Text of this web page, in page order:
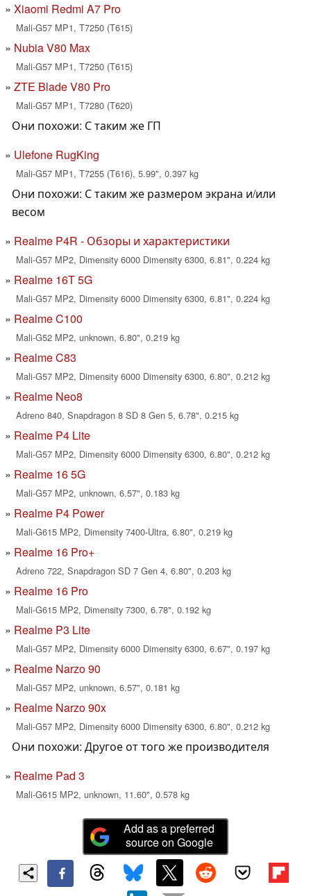
Xiaomi Redmi A7 Pro
Mali-G57 MP1, T7250 (T615)
Nubia V80 Max
Mali-G57 MP1, T7250 (T615)
ZTE Blade V80 Pro
Mali-G57 MP1, T7280 (T620)
Они похожи: С таким же ГП
Ulefone RugKing
Mali-G57 MP1, T7255 (T616), 5.99", 0.397 kg
Они похожи: С таким же размером экрана и/или
весом
Realme P4R - Обзоры и характеристики
Mali-G57 MP2, Dimensity 6000 Dimensity 6300, 6.81", 0.224 kg
Realme 16T 5G
Mali-G57 MP2, Dimensity 6000 Dimensity 6300, 6.81", 0.224 kg
Realme C100
Mali-G52 MP2, unknown, 6.80", 0.219 kg
Realme C83
Mali-G57 MP2, Dimensity 6000 Dimensity 6300, 6.80", 0.212 kg
Realme Neo8
Adreno 840, Snapdragon 8 SD 8 Gen 5, 6.78", 0.215 kg
Realme P4 Lite
Mali-G57 MP2, Dimensity 6000 Dimensity 6300, 6.80", 0.212 kg
Realme 16 5G
Mali-G57 MP2, unknown, 6.57", 0.183 kg
Realme P4 Power
Mali-G615 MP2, Dimensity 7400-Ultra, 6.80", 0.219 kg
Realme 16 Pro+
Adreno 722, Snapdragon SD 7 Gen 4, 6.80", 0.203 kg
Realme 16 Pro
Mali-G615 MP2, Dimensity 7300, 6.78", 0.192 kg
Realme P3 Lite
Mali-G57 MP2, Dimensity 6000 Dimensity 6300, 6.67", 0.197 kg
Realme Narzo 90
Mali-G57 MP2, unknown, 6.57", 0.181 kg
Realme Narzo 90x
Mali-G57 MP2, Dimensity 6000 Dimensity 6300, 6.80", 0.212 kg
Они похожи: Другое от того же производителя
Realme Pad 3
Mali-G615 MP2, unknown, 11.60", 0.578 kg
Add as a preferred
source on Google